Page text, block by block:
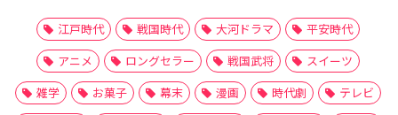
江戸時代 戦国時代 大河ドラマ
平安時代
アニメ
ロングセラー 戦国武将
スイーツ
雑学
お菓子 幕末 漫画 時代劇
テレビ